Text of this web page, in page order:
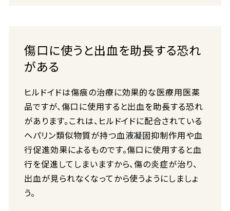
傷口に使うと出血を助長する恐れ
がある
ヒルドイドは傷痕の治療に効果的な医療用医薬
品ですが、傷口に使用すると出血を助長する恐れ
があります。これは、ヒルドイドに配合されている
ヘパリン類似物質が持つ血液凝固抑制作用や血
行促進効果によるものです。傷口に使用すると血
行を促進してしまいますから、傷の炎症が治り、
出血が見られなくなってから使うようにしましょ
う。